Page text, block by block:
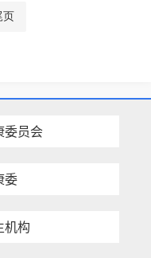
页
委员会
委
机构